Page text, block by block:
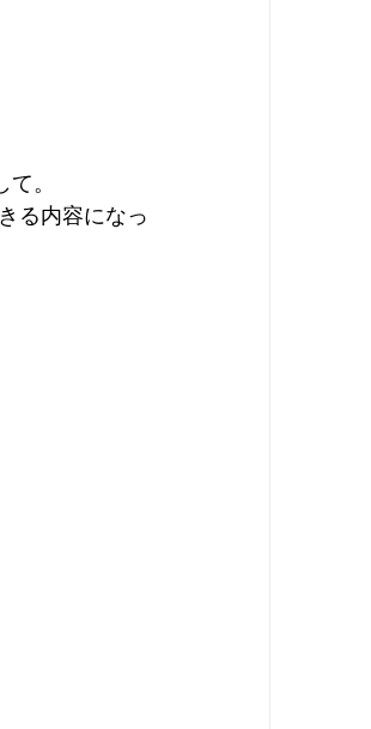
。
る内容になっ